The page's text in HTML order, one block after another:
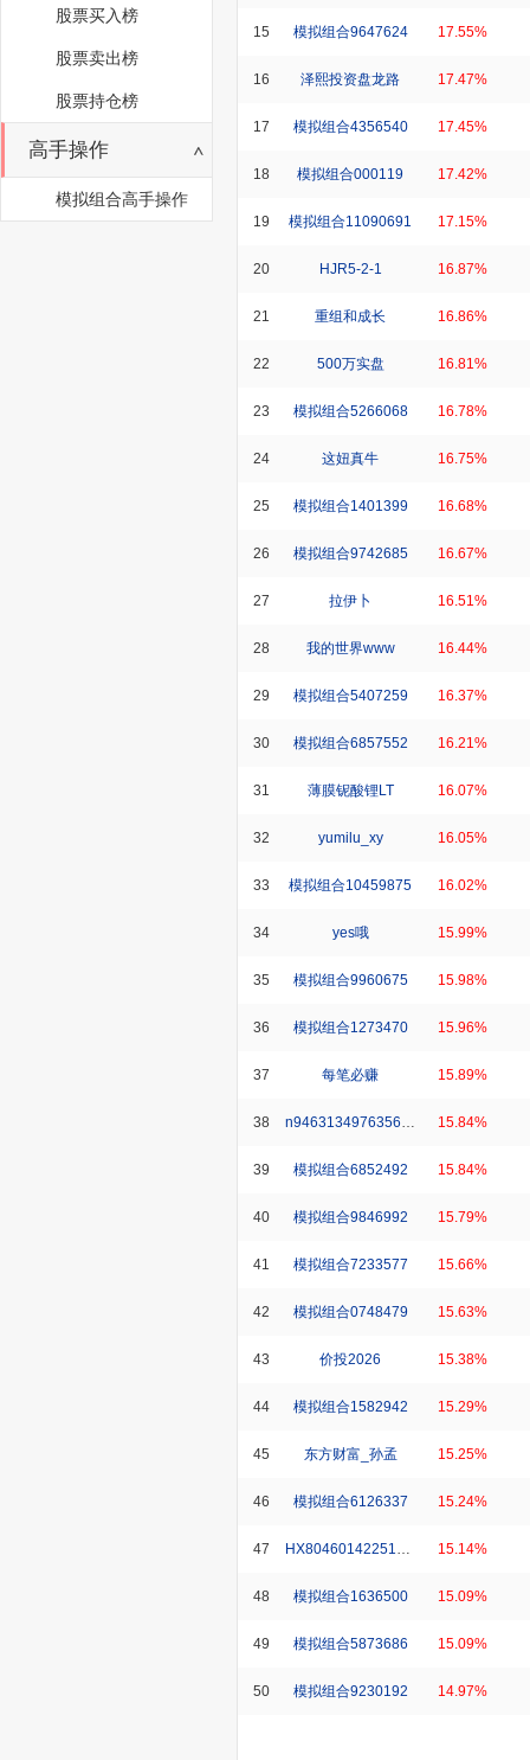
股票买入榜
股票卖出榜
股票持仓榜
高手操作
模拟组合高手操作
15 模拟组合9647624 17.55%
16 泽熙投资盘龙路 17.47%
17 模拟组合4356540 17.45%
18 模拟组合000119 17.42%
19 模拟组合11090691 17.15%
20 HJR5-2-1 16.87%
21 重组和成长 16.86%
22 500万实盘 16.81%
23 模拟组合5266068 16.78%
24 这妞真牛 16.75%
25 模拟组合1401399 16.68%
26 模拟组合9742685 16.67%
27 拉伊卜 16.51%
28 我的世界www 16.44%
29 模拟组合5407259 16.37%
30 模拟组合6857552 16.21%
31 薄膜铌酸锂LT 16.07%
32 yumilu_xy 16.05%
33 模拟组合10459875 16.02%
34 yes哦 15.99%
35 模拟组合9960675 15.98%
36 模拟组合1273470 15.96%
37 每笔必赚 15.89%
38 n946313497635632_1 15.84%
39 模拟组合6852492 15.84%
40 模拟组合9846992 15.79%
41 模拟组合7233577 15.66%
42 模拟组合0748479 15.63%
43 价投2026 15.38%
44 模拟组合1582942 15.29%
45 东方财富_孙孟 15.25%
46 模拟组合6126337 15.24%
47 HX8046014225139482_1 15.14%
48 模拟组合1636500 15.09%
49 模拟组合5873686 15.09%
50 模拟组合9230192 14.97%